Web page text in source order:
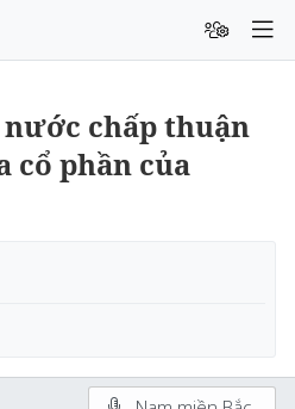
nước chấp thuận
cổ phần của